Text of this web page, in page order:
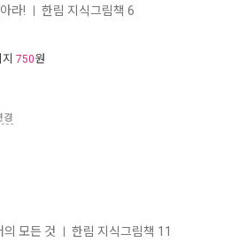
라! 한림 지식그림책 6
750원
경
의 모든 것 한림 지식그림책 11